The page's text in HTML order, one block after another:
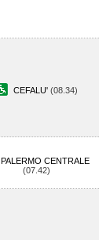
CEFALU' (08.34)
PALERMO CENTRALE
(07.42)